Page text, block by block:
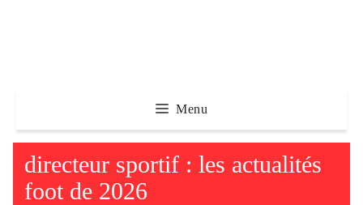
Menu
directeur sportif : les actualités
foot de 2026